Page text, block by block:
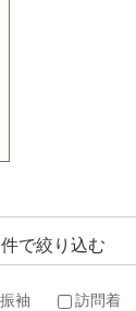
で絞り込む
振袖 訪問着